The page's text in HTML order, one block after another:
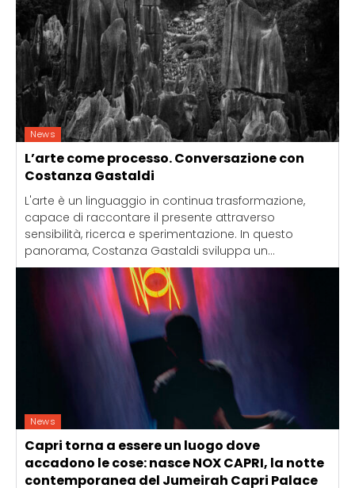
News
L’arte come processo. Conversazione con
Costanza Gastaldi
L'arte è un linguaggio in continua trasformazione,
capace di raccontare il presente attraverso
sensibilità, ricerca e sperimentazione. In questo
panorama, Costanza Gastaldi sviluppa un...
News
Capri torna a essere un luogo dove
accadono le cose: nasce NOX CAPRI, la notte
contemporanea del Jumeirah Capri Palace